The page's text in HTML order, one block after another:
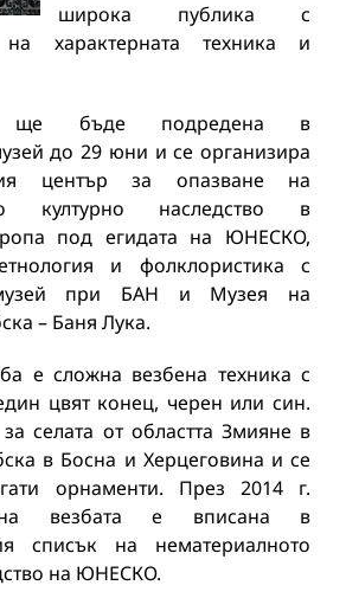
широка публика с
на характерната техника и
ще бъде подредена в
до 29 юни и се организира
център за опазване на
културно наследство в
под егидата на ЮНЕСКО,
и фолклористика с
музей при БАН и Музея на
– Баня Лука.
е сложна везбена техника с
цвят конец, черен или син.
селата от областта Змияне в
в Босна и Херцеговина и се
орнаменти. През 2014 г.
на везбата е вписана в
списък на нематериалното
на ЮНЕСКО.